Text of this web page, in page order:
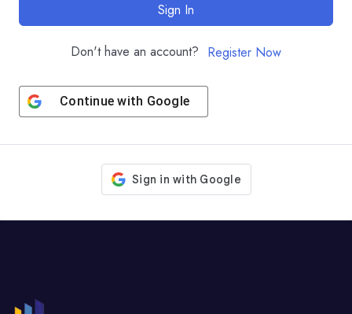
Sign In
Don't have an account? Register Now
Continue with Google